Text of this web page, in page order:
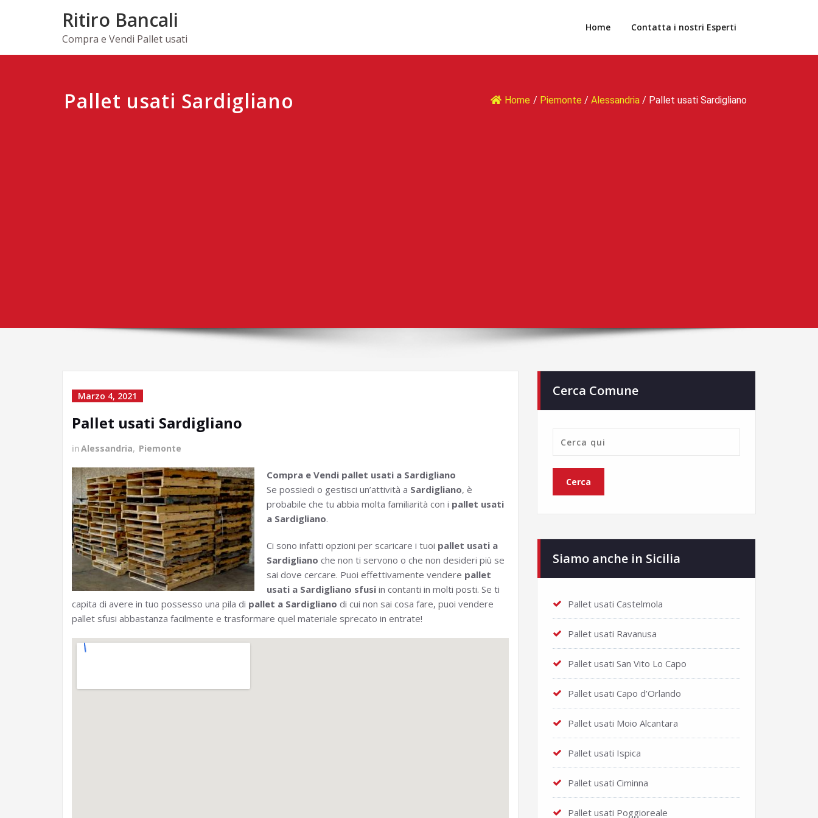
Ritiro Bancali
Compra e Vendi Pallet usati
Home Contatta i nostri Esperti
Pallet usati Sardigliano Home / Piemonte / Alessandria / Pallet usati Sardigliano
Marzo 4, 2021
Pallet usati Sardigliano
inAlessandria, Piemonte
Compra e Vendi pallet usati a Sardigliano
Se possiedi o gestisci un’attività a Sardigliano, è
probabile che tu abbia molta familiarità con i pallet usati
a Sardigliano.
Ci sono infatti opzioni per scaricare i tuoi pallet usati a
Sardigliano che non ti servono o che non desideri più se
sai dove cercare. Puoi effettivamente vendere pallet
usati a Sardigliano sfusi in contanti in molti posti. Se ti
capita di avere in tuo possesso una pila di pallet a Sardigliano di cui non sai cosa fare, puoi vendere
pallet sfusi abbastanza facilmente e trasformare quel materiale sprecato in entrate!
Cerca Comune
Siamo anche in Sicilia
Pallet usati Castelmola
Pallet usati Ravanusa
Pallet usati San Vito Lo Capo
Pallet usati Capo d’Orlando
Pallet usati Moio Alcantara
Pallet usati Ispica
Pallet usati Ciminna
Pallet usati Poggioreale